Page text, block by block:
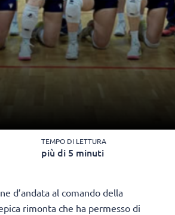
TEMPO DI LETTURA
più di 5 minuti
d’andata al comando della
rimonta che ha permesso di